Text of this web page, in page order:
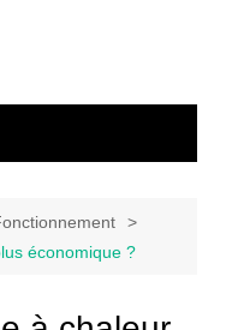
économique ?